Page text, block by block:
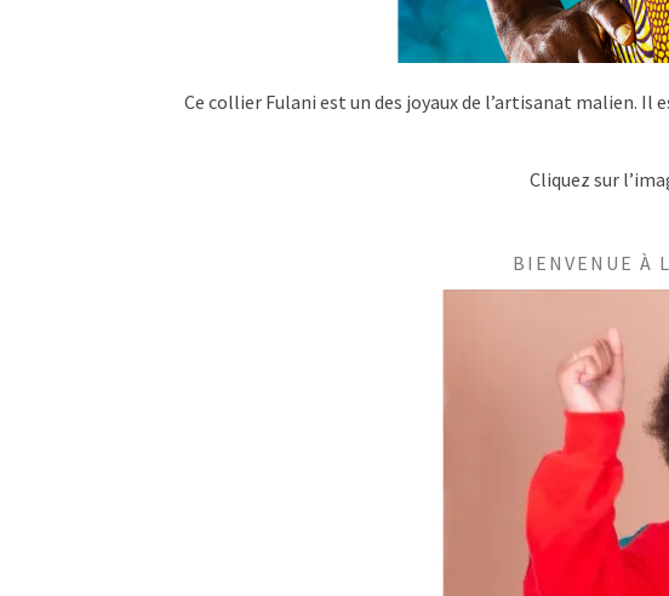
Ce collier Fulani est un des joyaux de l’artisanat malien.
Cliquez sur
BIENVENUE À